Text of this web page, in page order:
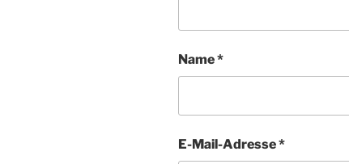
Name*
E-Mail-Adresse*